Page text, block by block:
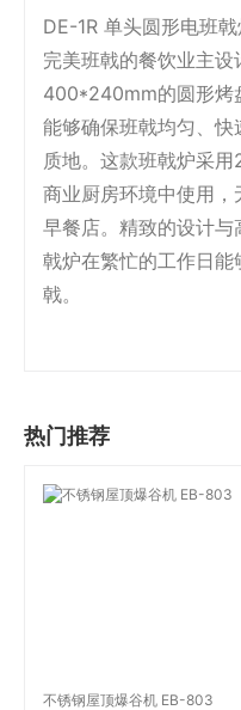
DE-1R 单头圆形电班
完美班戟的餐饮业主
400*240mm的圆形烤
能够确保班戟均匀、
质地。这款班戟炉采
商业厨房环境中使用
早餐店。精致的设计
戟炉在繁忙的工作日
戟。
热门推荐
不锈钢屋顶爆谷机 EB-803